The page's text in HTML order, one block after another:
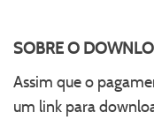
SOBRE O
Assim que o
um link para